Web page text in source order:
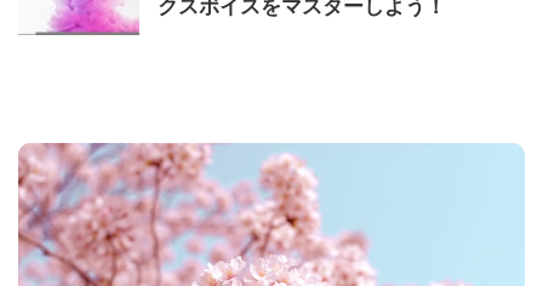
クスボイスをマスターしよう！